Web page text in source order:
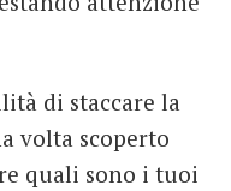
di staccare la
volta scoperto
quali sono i tuoi